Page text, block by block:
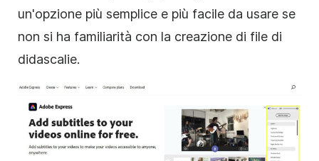
un'opzione più semplice e più facile da usare se
non si ha familiarità con la creazione di file di
didascalie.